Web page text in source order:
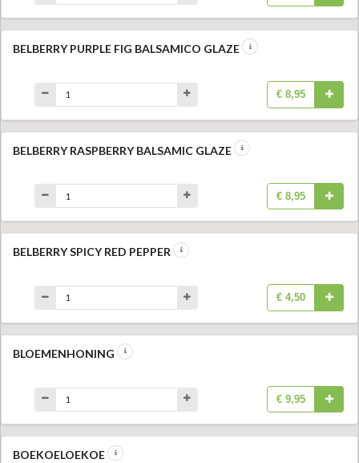
BELBERRY PURPLE FIG BALSAMICO GLAZE
€ 8,95
BELBERRY RASPBERRY BALSAMIC GLAZE
€ 8,95
BELBERRY SPICY RED PEPPER
€ 4,50
BLOEMENHONING
€ 9,95
BOEKOELOEKOE